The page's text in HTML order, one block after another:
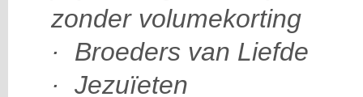
zonder volumekorting
· Broeders van Liefde
· Jezuïeten